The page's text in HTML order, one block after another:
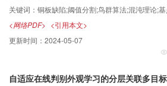
印刷体文档图像中，可以高效地检索到词干组成的
尾部发生变化的不同情况下进行后缀检索对比实
干尾部变化而导致的形态变化中，检索效率最佳。
系进行后缀词图像检索的方法，是第一次对维吾
的目的。
群算法的铜板表面凸起智能识别方法。方法为增强
鸟群算法；选取鸟群劣质个体交替进行混和动态
以免陷入局部最优；对铜板表面缺陷进行分析，
开操作消除铜板图像纹理以提高算法对凸起面积计
确定法（Kapur-Sahoo-Wong，KSW）作为鸟群
决定铜板是否合格。结果将本文算法与遗传算法
关键词： 铜板缺陷;阈值分割;鸟群算法;混沌理论;
<网络PDF> <引用本文>
更新时间： 2024-05-07
自适应在线判别外观学习的分层关联多目